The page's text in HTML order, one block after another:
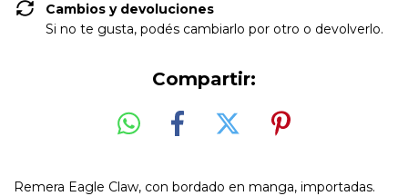
Cambios y devoluciones
Si no te gusta, podés cambiarlo por otro o devolverlo.
Compartir:
Remera Eagle Claw, con bordado en manga, importadas.